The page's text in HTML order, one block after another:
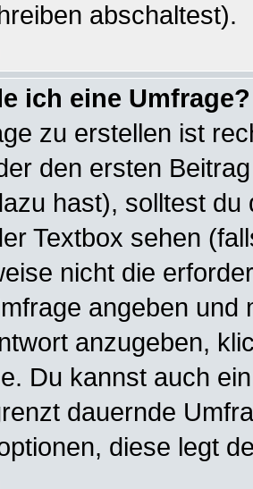
abschaltest).
ich eine Umfrage?
zu erstellen ist
den ersten
hast), solltest
Textbox sehen
nicht die
angeben und
anzugeben,
Du kannst auch
dauernde
diese legt